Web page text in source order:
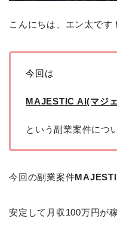
こんにちは、エン太です！
今回は
MAJESTIC AI(マジ
という副業案件につ
今回の副業案件
安定して月収100万円が